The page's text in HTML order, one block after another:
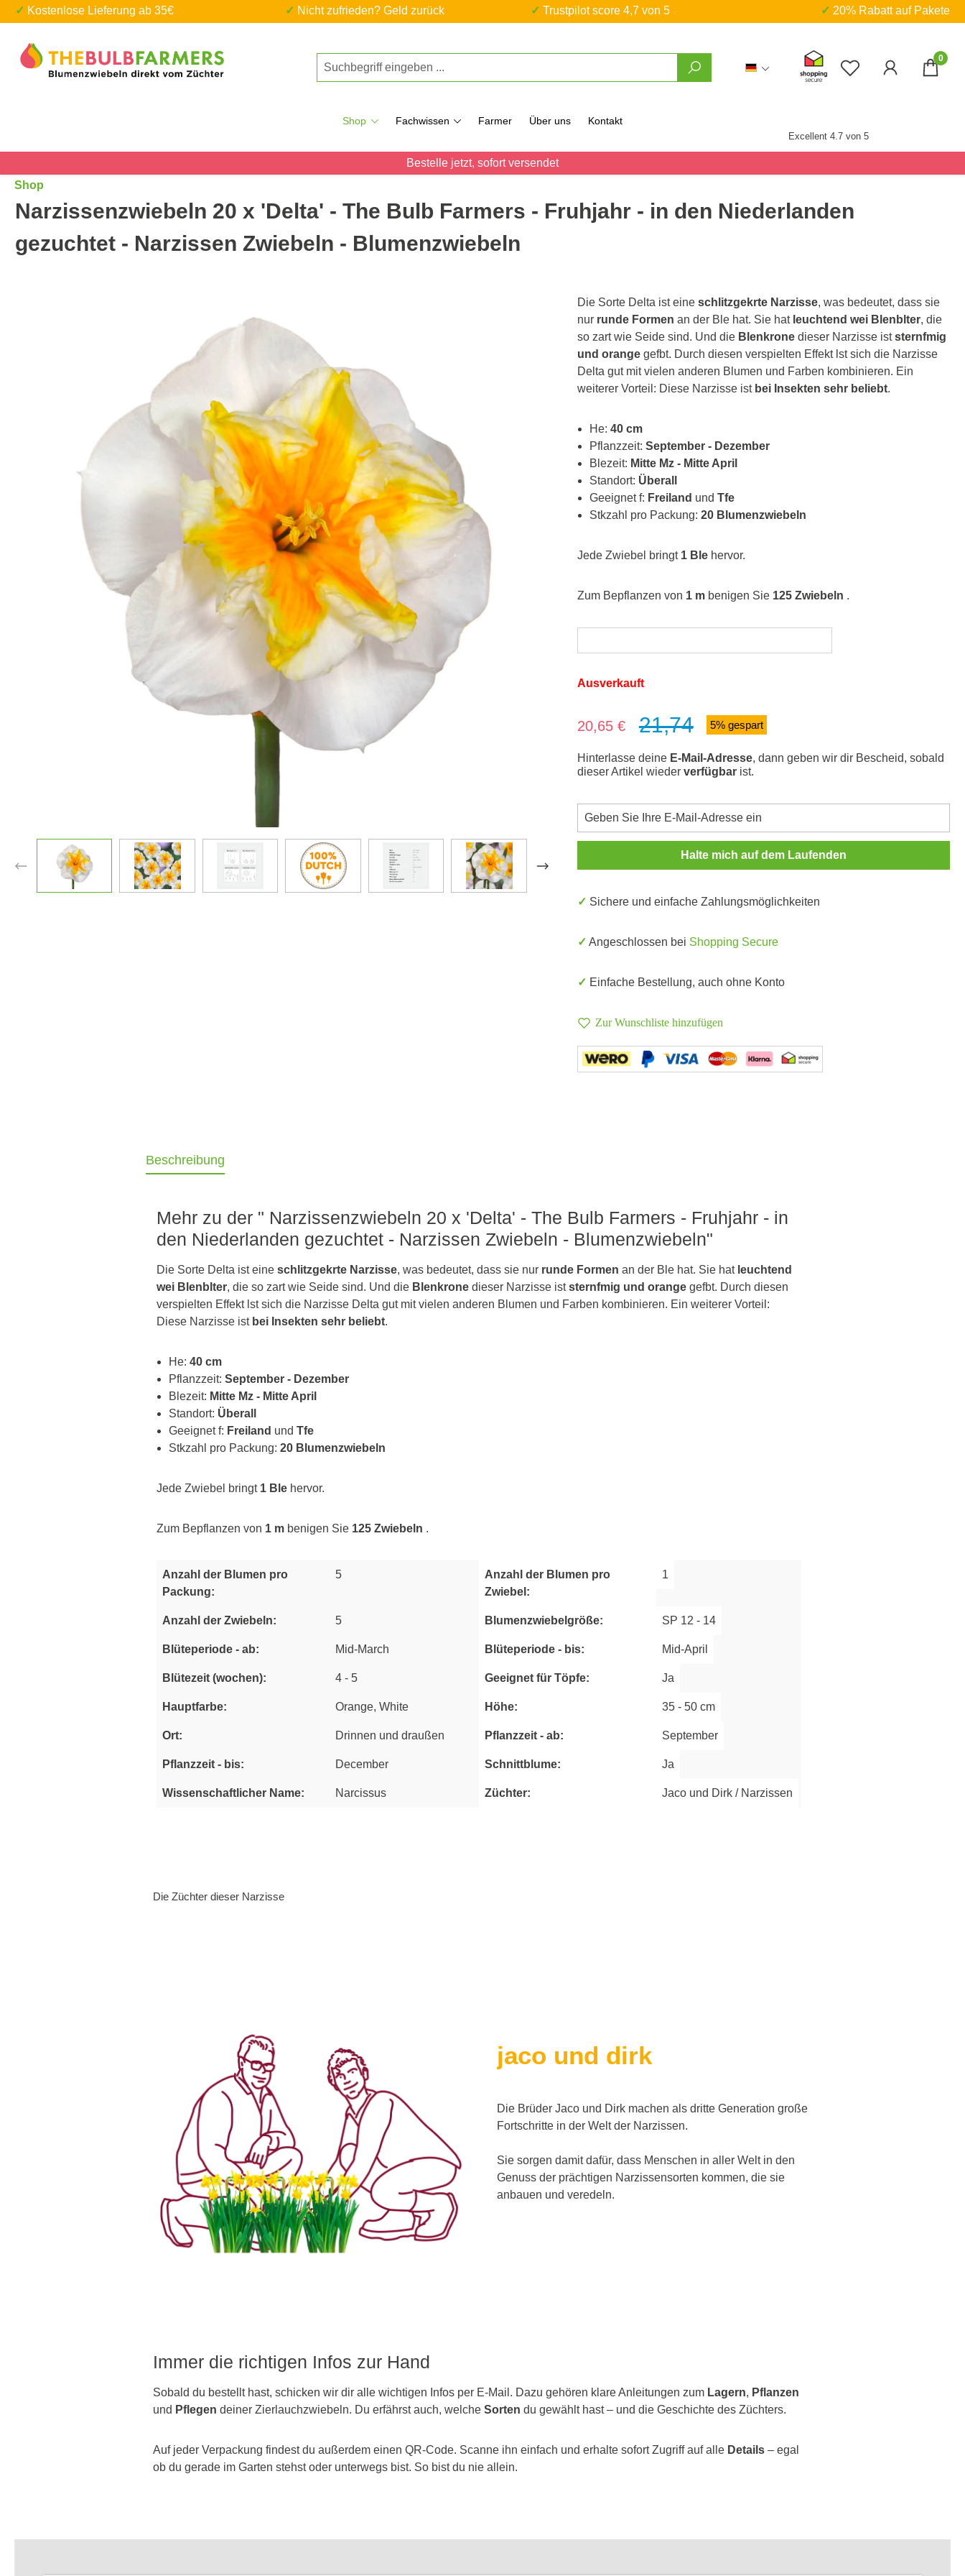
Hauptinhalt springen
Zur Suche springen
✓ Kostenlose Lieferung ab 35€ ✓ Nicht zufrieden? Geld zurück ✓ Trustpilot score 4,7 von 5 ✓ 20% Rabatt auf Pakete
Du hast 0 0
Shop Fachwissen Farmer Über uns Kontakt
Excellent 4.7 von 5
Bestelle jetzt, sofort versendet
Shop
Narzissenzwiebeln 20 x 'Delta' - The Bulb Farmers - Fruhjahr - in den Niederlanden
gezuchtet - Narzissen Zwiebeln - Blumenzwiebeln
Ausverkauft
Verkaufspreis:
20,65 € 21,74 5% gespart
Hinterlasse deine E-Mail-Adresse, dann geben wir dir Bescheid, sobald
dieser Artikel wieder verfügbarist.
Halte mich auf dem Laufenden
✓ Sichere und einfache Zahlungsmöglichkeiten
✓ Angeschlossen bei Shopping Secure
✓ Einfache Bestellung, auch ohne Konto
Zur Wunschliste hinzufügen
Die Sorte Delta ist eine schlitzgekrte Narzisse, was bedeutet, dass sie
nur runde Formen an der Ble hat. Sie hat leuchtend wei Blenblter, die
so zart wie Seide sind. Und die Blenkronedieser Narzisse iststernfmig
und orangegefbt. Durch diesen verspielten Effekt lst sich die Narzisse
Delta gut mit vielen anderen Blumen und Farben kombinieren. Ein
weiterer Vorteil: Diese Narzisse ist bei Insekten sehr beliebt.
He: 40 cm
Pflanzzeit: September - Dezember
Blezeit: Mitte Mz - Mitte April
Standort: Überall
Geeignet f: Freiland und Tfe
Stkzahl pro Packung: 20 Blumenzwiebeln
Jede Zwiebel bringt 1 Blehervor.
Zum Bepflanzen von 1 mbenigen Sie 125 Zwiebeln .
Beschreibung
Mehr zu der " Narzissenzwiebeln 20 x 'Delta' - The Bulb Farmers - Fruhjahr - in
den Niederlanden gezuchtet - Narzissen Zwiebeln - Blumenzwiebeln"
Die Sorte Delta ist eine schlitzgekrte Narzisse, was bedeutet, dass sie nur runde Formen an der Ble hat. Sie hat leuchtend
wei Blenblter, die so zart wie Seide sind. Und die Blenkrone dieser Narzisse iststernfmig und orange gefbt. Durch diesen
verspielten Effekt lst sich die Narzisse Delta gut mit vielen anderen Blumen und Farben kombinieren. Ein weiterer Vorteil:
Diese Narzisse ist bei Insekten sehr beliebt.
He: 40 cm
Pflanzzeit: September - Dezember
Blezeit: Mitte Mz - Mitte April
Standort: Überall
Geeignet f: Freiland und Tfe
Stkzahl pro Packung: 20 Blumenzwiebeln
Jede Zwiebel bringt 1 Ble hervor.
Zum Bepflanzen von 1 m benigen Sie 125 Zwiebeln .
Anzahl der Blumen pro
Packung:
5
Anzahl der Blumen pro
Zwiebel:
1
Anzahl der Zwiebeln: 5 Blumenzwiebelgröße: SP 12 - 14
Blüteperiode - ab: Mid-March Blüteperiode - bis: Mid-April
Blütezeit (wochen): 4 - 5 Geeignet für Töpfe: Ja
Hauptfarbe: Orange, White Höhe: 35 - 50 cm
Ort: Drinnen und draußen Pflanzzeit - ab: September
Pflanzzeit - bis: December Schnittblume: Ja
Wissenschaftlicher Name: Narcissus Züchter: Jaco und Dirk / Narzissen
Die Züchter dieser Narzisse
jaco und dirk
Die Brüder Jaco und Dirk machen als dritte Generation große
Fortschritte in der Welt der Narzissen.
Sie sorgen damit dafür, dass Menschen in aller Welt in den
Genuss der prächtigen Narzissensorten kommen, die sie
anbauen und veredeln.
Immer die richtigen Infos zur Hand
Sobald du bestellt hast, schicken wir dir alle wichtigen Infos per E-Mail. Dazu gehören klare Anleitungen zum Lagern, Pflanzen
und Pflegen deiner Zierlauchzwiebeln. Du erfährst auch, welche Sorten du gewählt hast – und die Geschichte des Züchters.
Auf jeder Verpackung findest du außerdem einen QR-Code. Scanne ihn einfach und erhalte sofort Zugriff auf alle Details – egal
ob du gerade im Garten stehst oder unterwegs bist. So bist du nie allein.